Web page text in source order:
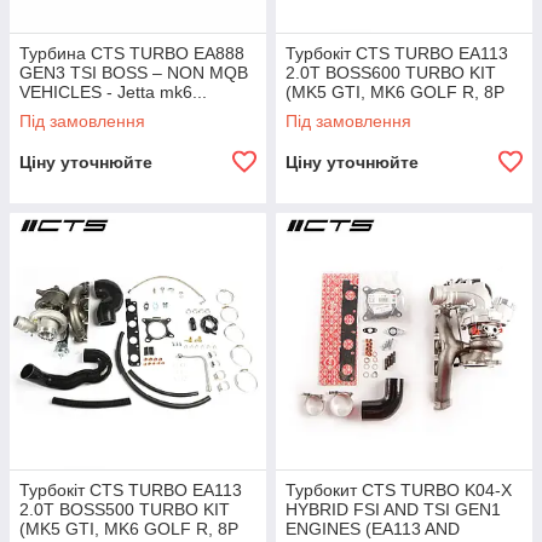
Турбина CTS TURBO EA888
GEN3 TSI BOSS – NON MQB
VEHICLES - Jetta mk6...
Під замовлення
Ціну уточнюйте
Турбокіт CTS TURBO EA113
2.0T BOSS600 TURBO KIT
(MK5 GTI, MK6 GOLF R, 8P
AUDI A3/S3)
Під замовлення
Ціну уточнюйте
Турбокіт CTS TURBO EA113
2.0T BOSS500 TURBO KIT
(MK5 GTI, MK6 GOLF R, 8P
Турбокит CTS TURBO K04-X
HYBRID FSI AND TSI GEN1
ENGINES (EA113 AND